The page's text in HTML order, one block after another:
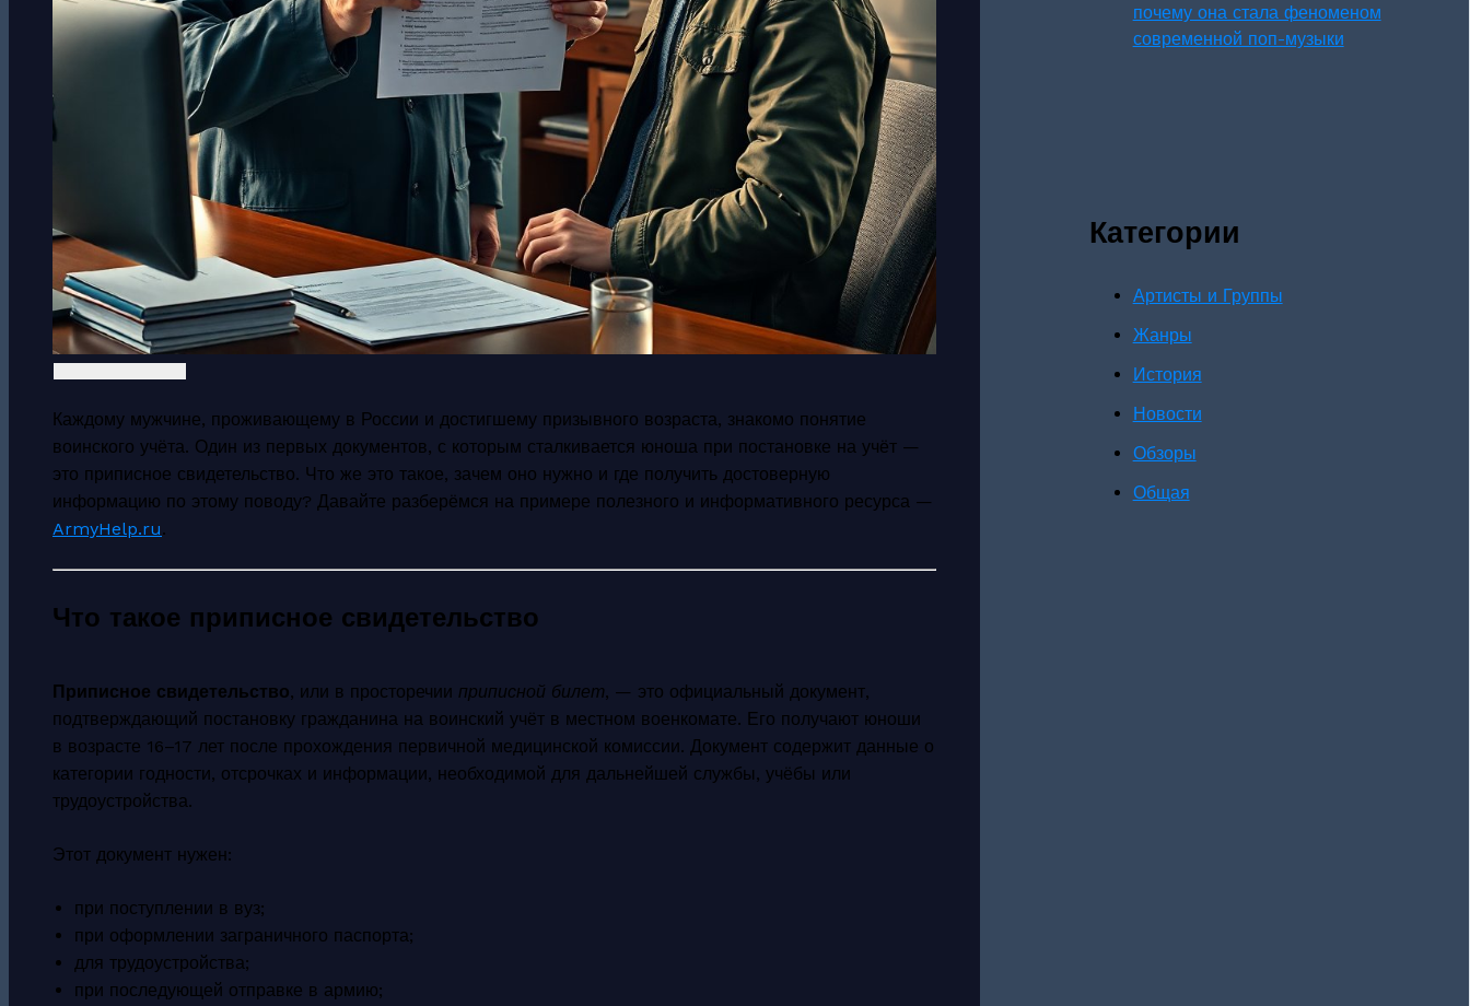
Каждому мужчине, проживающему в России и достигшему призывного возраста, знакомо понятие
воинского учёта. Один из первых документов, с которым сталкивается юноша при постановке на учёт —
это приписное свидетельство. Что же это такое, зачем оно нужно и где получить достоверную
информацию по этому поводу? Давайте разберёмся на примере полезного и информативного ресурса —
ArmyHelp.ru.
Что такое приписное свидетельство
Приписное свидетельство, или в просторечии приписной билет, — это официальный документ,
подтверждающий постановку гражданина на воинский учёт в местном военкомате. Его получают юноши
в возрасте 16–17 лет после прохождения первичной медицинской комиссии. Документ содержит данные о
категории годности, отсрочках и информации, необходимой для дальнейшей службы, учёбы или
трудоустройства.
Этот документ нужен:
при поступлении в вуз;
при оформлении заграничного паспорта;
для трудоустройства;
при последующей отправке в армию;
почему она стала феноменом
современной поп-музыки
Категории
Артисты и Группы
Жанры
История
Новости
Обзоры
Общая